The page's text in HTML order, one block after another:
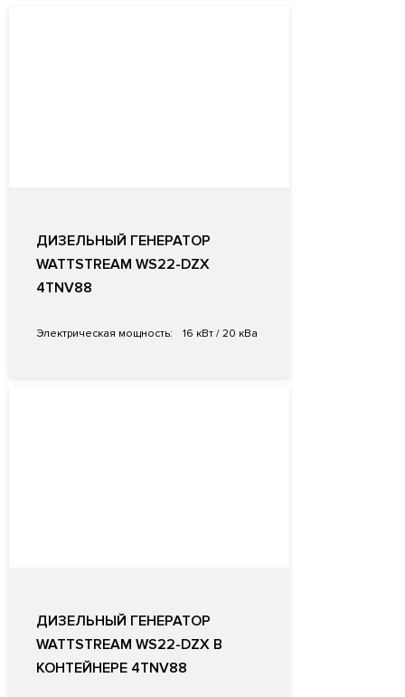
ДИЗЕЛЬНЫЙ ГЕНЕРАТОР
WATTSTREAM WS22-DZX
4TNV88
Электрическая мощность: 16 кВт / 20 кВа
ДИЗЕЛЬНЫЙ ГЕНЕРАТОР
WATTSTREAM WS22-DZX В
КОНТЕЙНЕРЕ 4TNV88